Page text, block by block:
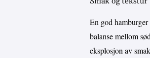
En god
balanse mellom
eksplosjon av